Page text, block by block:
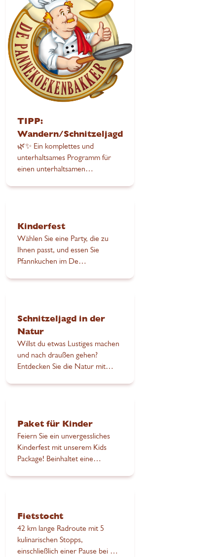
TIPP:
Wandern/Schnitzeljagd
🌿✨ Ein komplettes und
unterhaltsames Programm für
einen unterhaltsamen
Kinderfest
Wählen Sie eine Party, die zu
Ihnen passt, und essen Sie
Pfannkuchen im De
Schnitzeljagd in der
Natur
Willst du etwas Lustiges machen
und nach draußen gehen?
Entdecken Sie die Natur mit
Paket für Kinder
Feiern Sie ein unvergessliches
Kinderfest mit unserem Kids
Package! Beinhaltet eine
festlichen Tisch und ein
Fietstocht
42 km lange Radroute mit 5
kulinarischen Stopps,
einschließlich einer Pause bei De